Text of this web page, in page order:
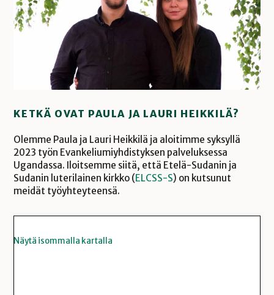
KETKÄ OVAT PAULA JA LAURI HEIKKILÄ?
Olemme Paula ja Lauri Heikkilä ja aloitimme syksyllä
2023 työn Evankeliumiyhdistyksen palveluksessa
Ugandassa. Iloitsemme siitä, että Etelä-Sudanin ja
Sudanin luterilainen kirkko (ELCSS-S) on kutsunut
meidät työyhteyteensä.
Näytä isommalla kartalla